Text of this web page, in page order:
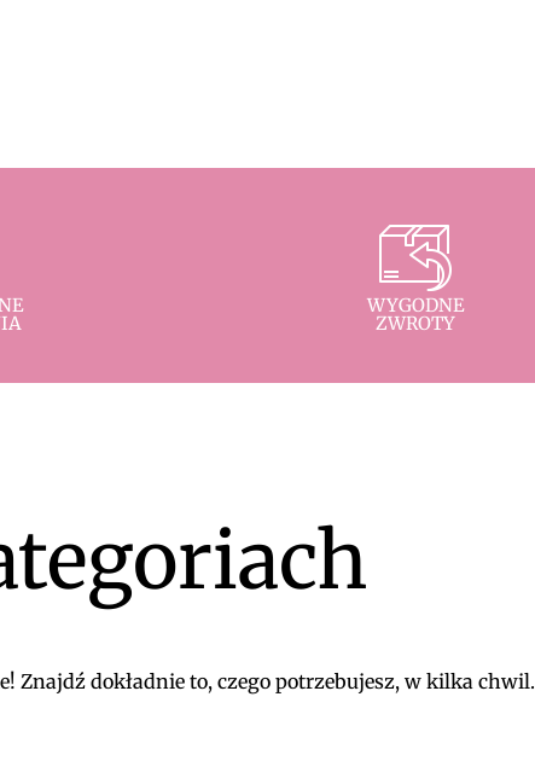
WYGODNE
ZWROTY
Znajdź dokładnie to, czego potrzebujesz, w kilka chwil.